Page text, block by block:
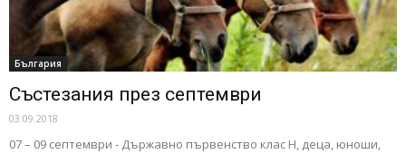
България
Състезания през септември
03.09.2018
07 – 09 септември - Държавно първенство клас Н, деца, юноши,